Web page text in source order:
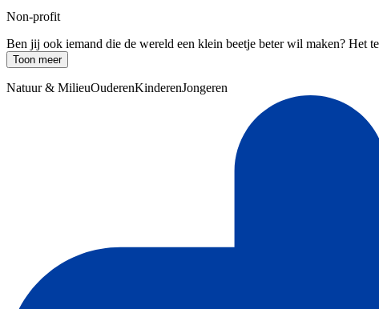
Non-profit
Ben jij ook iemand die de wereld een klein beetje beter wil maken? Het
Toon meer
Natuur & MilieuOuderenKinderenJongeren